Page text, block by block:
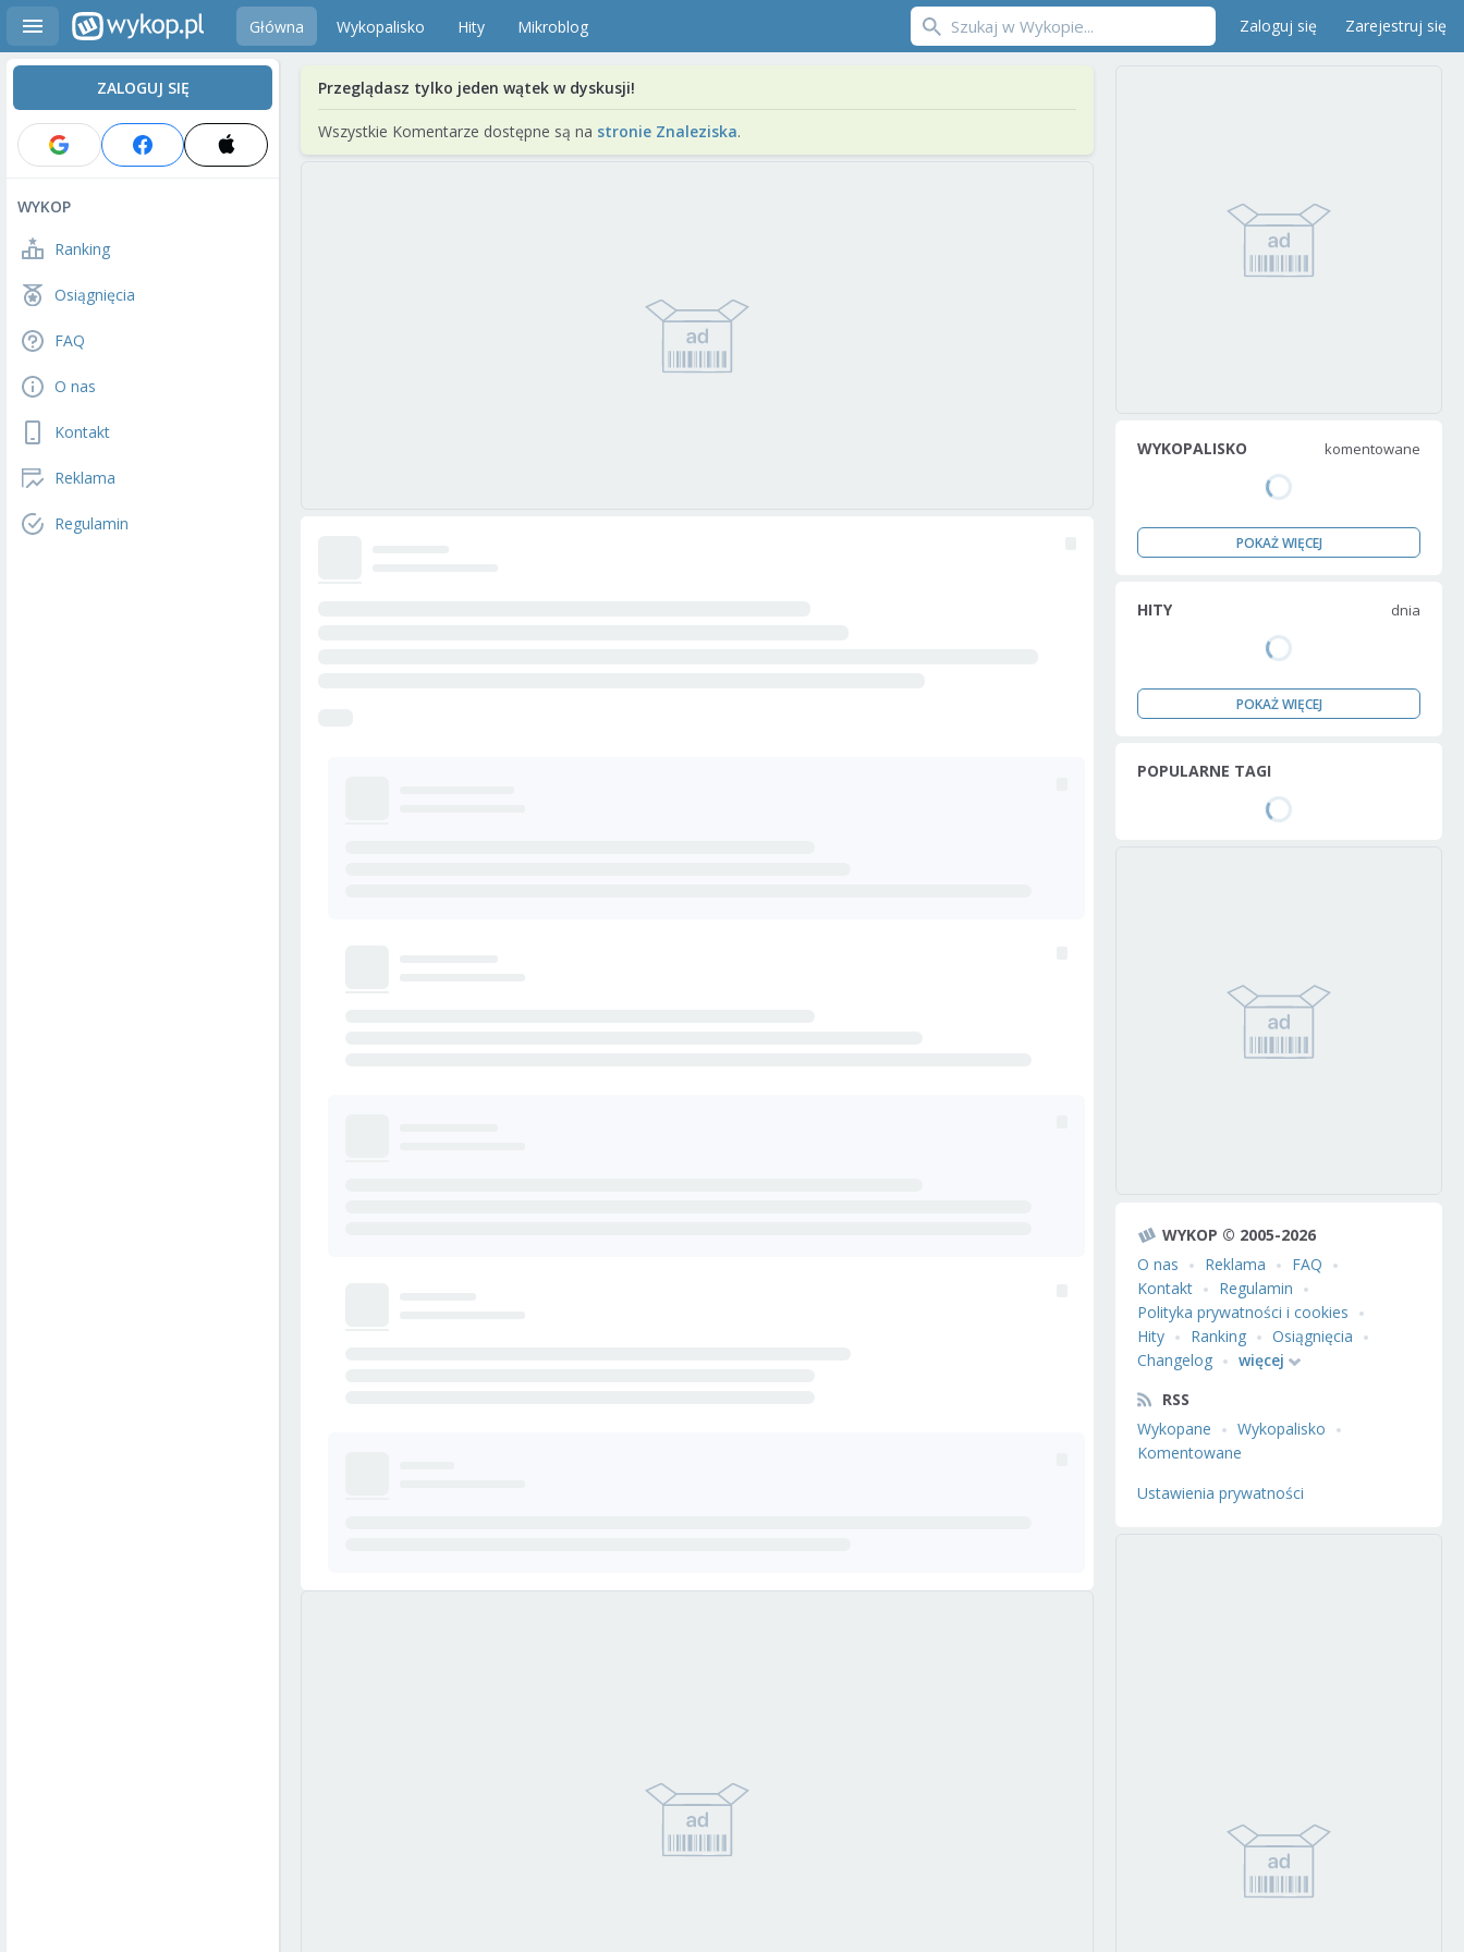
Główna Wykopalisko Hity Mikroblog Zaloguj się Zarejestruj się
ZALOGUJ SIĘ
WYKOP
Ranking
Osiągnięcia
FAQ
O nas
Kontakt
Reklama
Regulamin
Przeglądasz tylko jeden wątek w dyskusji!
Wszystkie Komentarze dostępne są na stronie Znaleziska.
WYKOPALISKO komentowane
POKAŻ WIĘCEJ
HITY dnia
POKAŻ WIĘCEJ
POPULARNE TAGI
WYKOP © 2005-2026
O nas
Reklama
FAQ
Kontakt
Regulamin
Polityka prywatności i cookies
Hity
Ranking
Osiągnięcia
Changelog
więcej
RSS
Wykopane
Wykopalisko
Komentowane
Ustawienia prywatności